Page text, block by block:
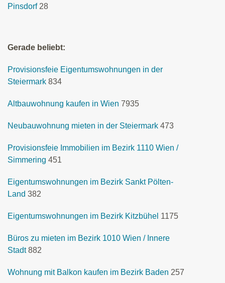
Pinsdorf 28
Gerade beliebt:
Provisionsfeie Eigentumswohnungen in der
Steiermark 834
Altbauwohnung kaufen in Wien 7935
Neubauwohnung mieten in der Steiermark 473
Provisionsfeie Immobilien im Bezirk 1110 Wien /
Simmering 451
Eigentumswohnungen im Bezirk Sankt Pölten-
Land 382
Eigentumswohnungen im Bezirk Kitzbühel 1175
Büros zu mieten im Bezirk 1010 Wien / Innere
Stadt 882
Wohnung mit Balkon kaufen im Bezirk Baden 257